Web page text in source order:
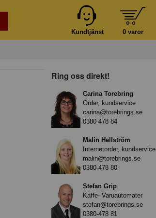
0 varor
Kundtjänst
Ring oss direkt!
Carina Torebring
Order, kundservice
carina@torebrings.se
0380-478 84
Malin Hellström
Internetorder, kundservice
malin@torebrings.se
0380-478 80
Stefan Grip
Kaffe- Varuautomater
stefan@torebrings.se
0380-478 81